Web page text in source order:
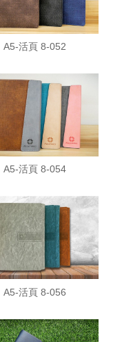
A5-活頁 8-052
A5-活頁 8-054
A5-活頁 8-056